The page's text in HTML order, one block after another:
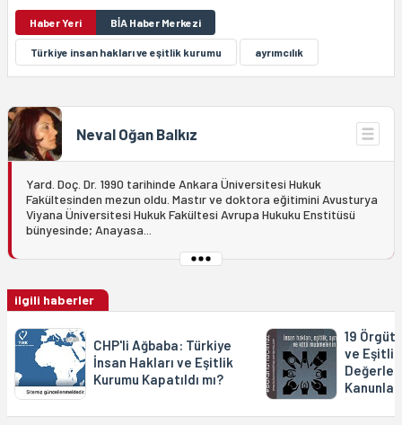
Haber Yeri BİA Haber Merkezi
Türkiye insan hakları ve eşitlik kurumu ayrımcılık
Neval Oğan Balkız
Yard. Doç. Dr. 1990 tarihinde Ankara Üniversitesi Hukuk
Fakültesinden mezun oldu. Mastır ve doktora eğitimini Avusturya
Viyana Üniversitesi Hukuk Fakültesi Avrupa Hukuku Enstitüsü
bünyesinde; Anayasa...
ilgili haberler
CHP'li Ağbaba: Türkiye
İnsan Hakları ve Eşitlik
Kurumu Kapatıldı mı?
19
ve
Kanunla